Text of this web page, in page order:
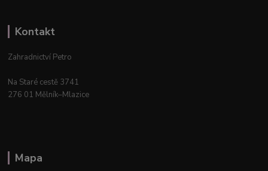
Kontakt
Zahradnictví Petro
Na Staré cestě 3741
276 01 Mělník–Mlazice
Mapa